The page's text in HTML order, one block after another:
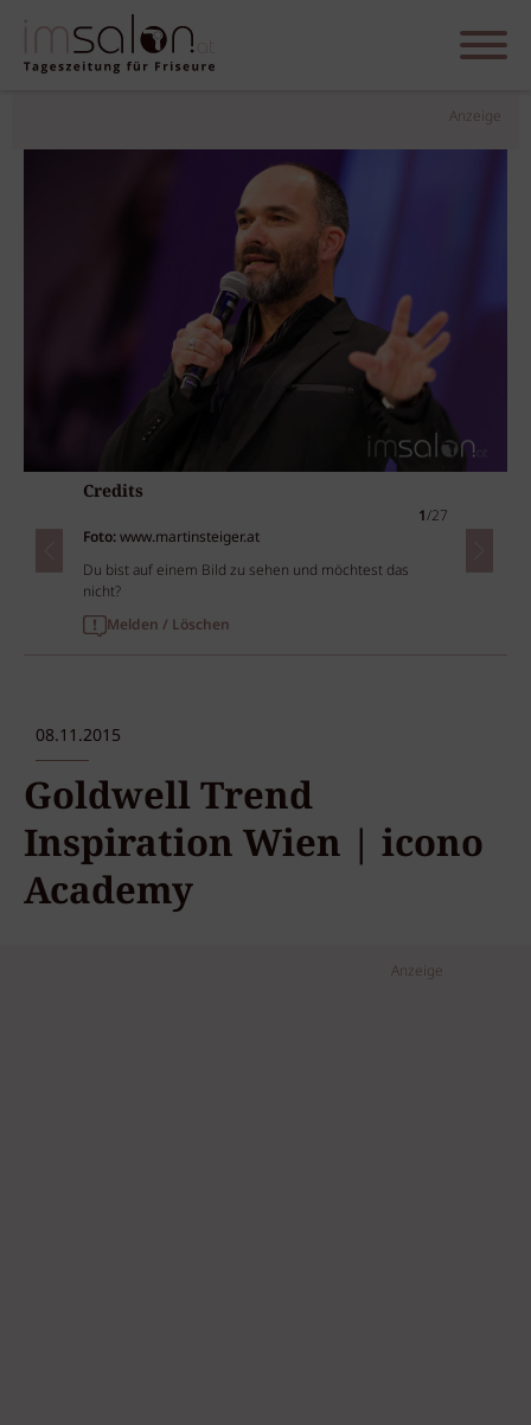
Anzeige
Credits
1/27
Foto:www.martinsteiger.at
Du bist auf einem Bild zu sehen und möchtest das
nicht?
Melden / Löschen
08.11.2015
Goldwell Trend
Inspiration Wien | icono
Academy
Anzeige